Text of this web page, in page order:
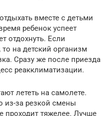
вместе с детьми
ребенок успеет
отдохнуть. Если
на детский организм
Сразу же после приезда
реакклиматизации.
лететь на самолете.
из-за резкой смены
проходит тяжелее. Лучше